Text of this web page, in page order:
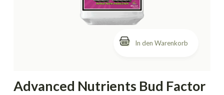
In den Warenkorb
Advanced Nutrients Bud Factor